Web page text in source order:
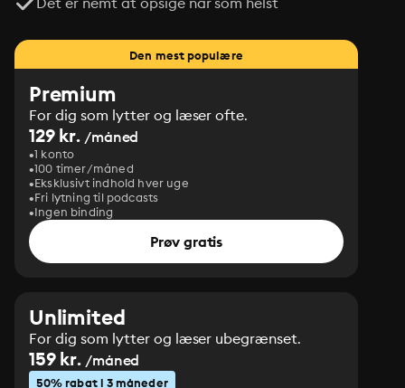
Den mest populære
Premium
For dig som lytter og læser ofte.
129 kr. /måned
1 konto
100 timer/måned
Eksklusivt indhold hver uge
Fri lytning til podcasts
Ingen binding
Prøv gratis
Unlimited
For dig som lytter og læser ubegrænset.
159 kr. /måned
50% rabat i 3 måneder